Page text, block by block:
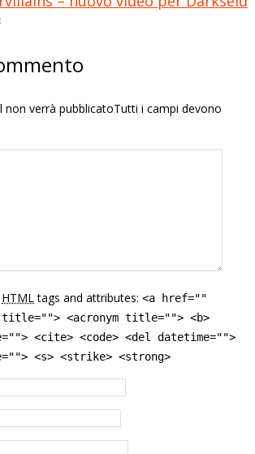
non verrà pubblicatoTutti i campi devono
HTML tags and attributes: <a href=""
<acronym title=""> <b>
<cite> <code> <del datetime="">
<s> <strike> <strong>